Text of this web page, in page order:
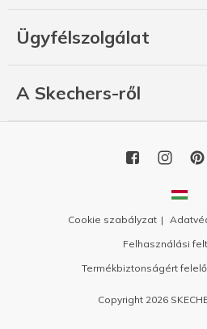
Ügyfélszolgálat
A Skechers-ről
Cookie szabályzat
Felhasználási
Termékbiztonságért
Copyright 2026